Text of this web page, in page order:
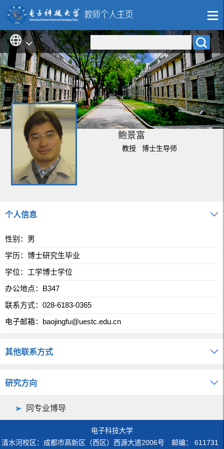
鲍景富
教授 博士生导师
个人信息
性别：男
学历：博士研究生毕业
学位：工学博士学位
办公地点：B347
联系方式： 028-6183-0365
电子邮箱： baojingfu@uestc.edu.cn
其他联系方式
研究方向
同专业博导
电子科技大学
清水河校区：成都市高新区（西区）西源大道2006号 邮编： 611731